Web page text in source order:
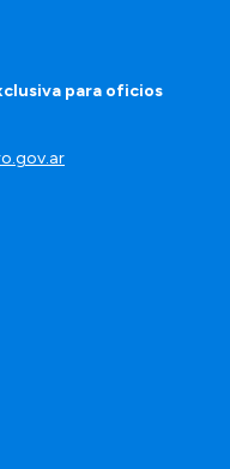
para oficios